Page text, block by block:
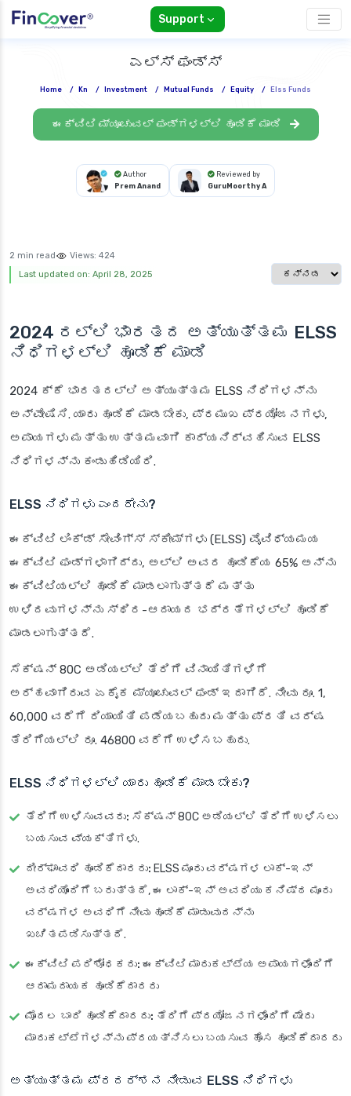
Support
ಎಲ್ಸ್ ಫಂಡ್ಸ್
Home / Kn / Investment / Mutual Funds / Equity / Elss Funds
ಈಕ್ವಿಟಿ ಮ್ಯೂಚುವಲ್ ಫಂಡ್‌ಗಳಲ್ಲಿ ಹೂಡಿಕೆ ಮಾಡಿ
Author
Prem Anand
Reviewed by
GuruMoorthy A
2 min read Views: 424
Last updated on: April 28, 2025
Select
2024 ರಲ್ಲಿ ಭಾರತದ ಅತ್ಯುತ್ತಮ ELSS
ನಿಧಿಗಳಲ್ಲಿ ಹೂಡಿಕೆ ಮಾಡಿ
2024 ಕ್ಕೆ ಭಾರತದಲ್ಲಿ ಅತ್ಯುತ್ತಮ ELSS ನಿಧಿಗಳನ್ನು
ಅನ್ವೇಷಿಸಿ. ಯಾರು ಹೂಡಿಕೆ ಮಾಡಬೇಕು, ಪ್ರಮುಖ ಪ್ರಯೋಜನಗಳು,
ಅಪಾಯಗಳು ಮತ್ತು ಉತ್ತಮವಾಗಿ ಕಾರ್ಯನಿರ್ವಹಿಸುವ ELSS
ನಿಧಿಗಳನ್ನು ಕಂಡುಹಿಡಿಯಿರಿ.
ELSS ನಿಧಿಗಳು ಎಂದರೇನು?
ಈಕ್ವಿಟಿ ಲಿಂಕ್ಡ್ ಸೇವಿಂಗ್ಸ್ ಸ್ಕೀಮ್‌ಗಳು (ELSS) ವೈವಿಧ್ಯಮಯ
ಈಕ್ವಿಟಿ ಫಂಡ್‌ಗಳಾಗಿದ್ದು, ಅಲ್ಲಿ ಅವರ ಹೂಡಿಕೆಯ 65% ಅನ್ನು
ಈಕ್ವಿಟಿಯಲ್ಲಿ ಹೂಡಿಕೆ ಮಾಡಲಾಗುತ್ತದೆ ಮತ್ತು
ಉಳಿದವುಗಳನ್ನು ಸ್ಥಿರ-ಆದಾಯದ ಭದ್ರತೆಗಳಲ್ಲಿ ಹೂಡಿಕೆ
ಮಾಡಲಾಗುತ್ತದೆ.
ಸೆಕ್ಷನ್ 80C ಅಡಿಯಲ್ಲಿ ತೆರಿಗೆ ವಿನಾಯಿತಿಗಳಿಗೆ
ಅರ್ಹವಾಗಿರುವ ಏಕೈಕ ಮ್ಯೂಚುವಲ್ ಫಂಡ್ ಇದಾಗಿದೆ. ನೀವು ರೂ. 1,
60,000 ವರೆಗೆ ರಿಯಾಯಿತಿ ಪಡೆಯಬಹುದು ಮತ್ತು ಪ್ರತಿ ವರ್ಷ
ತೆರಿಗೆಯಲ್ಲಿ ರೂ. 46800 ವರೆಗೆ ಉಳಿಸಬಹುದು.
ELSS ನಿಧಿಗಳಲ್ಲಿ ಯಾರು ಹೂಡಿಕೆ ಮಾಡಬೇಕು?
ತೆರಿಗೆ ಉಳಿಸುವವರು: ಸೆಕ್ಷನ್ 80C ಅಡಿಯಲ್ಲಿ ತೆರಿಗೆ ಉಳಿಸಲು
ಬಯಸುವ ವ್ಯಕ್ತಿಗಳು.
ದೀರ್ಘಾವಧಿ ಹೂಡಿಕೆದಾರರು: ELSS ಮೂರು ವರ್ಷಗಳ ಲಾಕ್-ಇನ್
ಅವಧಿಯೊಂದಿಗೆ ಬರುತ್ತದೆ, ಈ ಲಾಕ್-ಇನ್ ಅವಧಿಯು ಕನಿಷ್ಠ ಮೂರು
ವರ್ಷಗಳ ಅವಧಿಗೆ ನೀವು ಹೂಡಿಕೆ ಮಾಡುವುದನ್ನು
ಖಚಿತಪಡಿಸುತ್ತದೆ.
ಈಕ್ವಿಟಿ ಪರಿಶೋಧಕರು: ಈಕ್ವಿಟಿ ಮಾರುಕಟ್ಟೆಯ ಅಪಾಯಗಳೊಂದಿಗೆ
ಆರಾಮದಾಯಕ ಹೂಡಿಕೆದಾರರು
ಮೊದಲ ಬಾರಿ ಹೂಡಿಕೆದಾರರು: ತೆರಿಗೆ ಪ್ರಯೋಜನಗಳೊಂದಿಗೆ ಷೇರು
ಮಾರುಕಟ್ಟೆಗಳನ್ನು ಪ್ರಯತ್ನಿಸಲು ಬಯಸುವ ಹೊಸ ಹೂಡಿಕೆದಾರರು
ಅತ್ಯುತ್ತಮ ಪ್ರದರ್ಶನ ನೀಡುವ ELSS ನಿಧಿಗಳು